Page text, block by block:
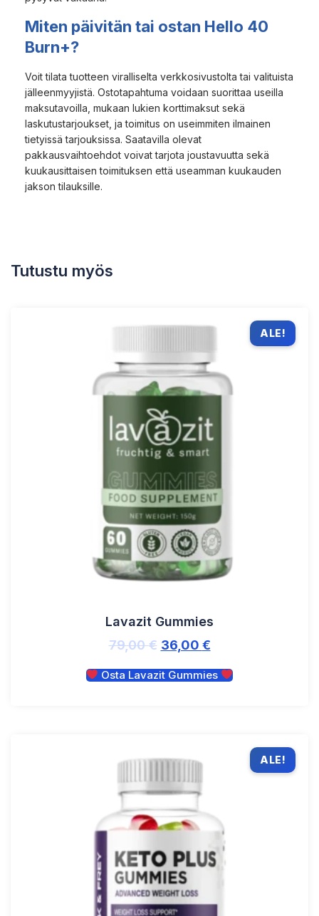
Miten päivitän tai ostan Hello 40
Burn+?
Voit tilata tuotteen viralliselta verkkosivustolta tai valituista
jälleenmyyjistä. Ostotapahtuma voidaan suorittaa useilla
maksutavoilla, mukaan lukien korttimaksut sekä
laskutustarjoukset, ja toimitus on useimmiten ilmainen
tietyissä tarjouksissa. Saatavilla olevat
pakkausvaihtoehdot voivat tarjota joustavuutta sekä
kuukausittaisen toimituksen että useamman kuukauden
jakson tilauksille.
Tutustu myös
ALE!
Lavazit Gummies
79,00€ 36,00 €
Osta Lavazit Gummies
ALE!